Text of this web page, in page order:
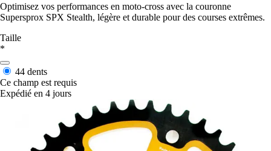
Optimisez vos performances en moto-cross avec la couronne
Supersprox SPX Stealth, légère et durable pour des courses extrêmes.
Taille
*
44 dents
Ce champ est requis
Expédié en 4 jours